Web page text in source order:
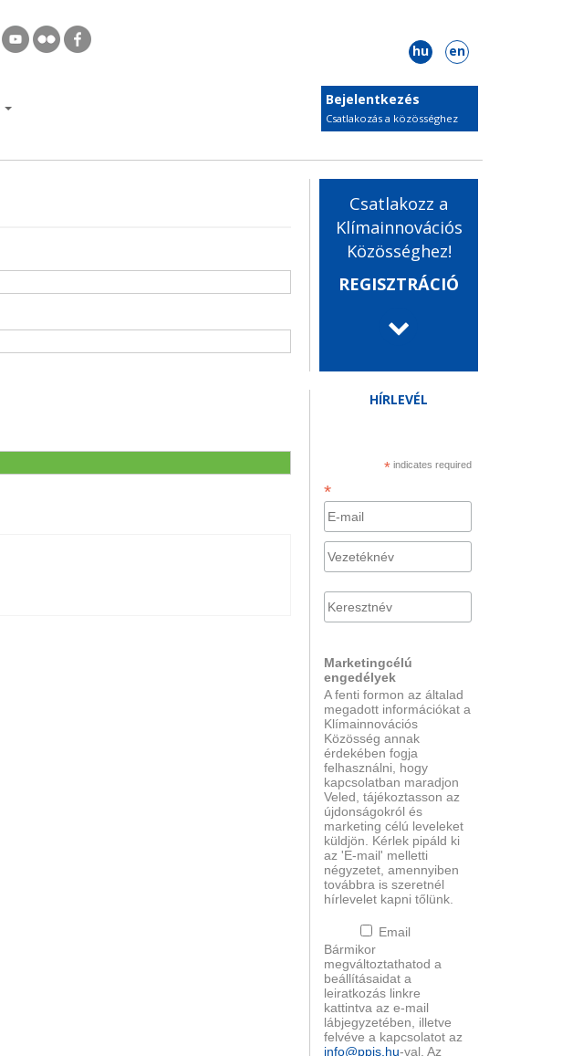
hu
en
Bejelentkezés
Csatlakozás a közösséghez
Csatlakozz a
Klímainnovációs
Közösséghez!
REGISZTRÁCIÓ
HÍRLEVÉL
* indicates required
*
Marketingcélú
engedélyek
A fenti formon az általad
megadott információkat a
Klímainnovációs
Közösség annak
érdekében fogja
felhasználni, hogy
kapcsolatban maradjon
Veled, tájékoztasson az
újdonságokról és
marketing célú leveleket
küldjön. Kérlek pipáld ki
az 'E-mail' melletti
négyzetet, amennyiben
továbbra is szeretnél
hírlevelet kapni tőlünk.
Email
Bármikor
megváltoztathatod a
beállításaidat a
leiratkozás linkre
kattintva az e-mail
lábjegyzetében, illetve
felvéve a kapcsolatot az
info@ppis.hu-val. Az